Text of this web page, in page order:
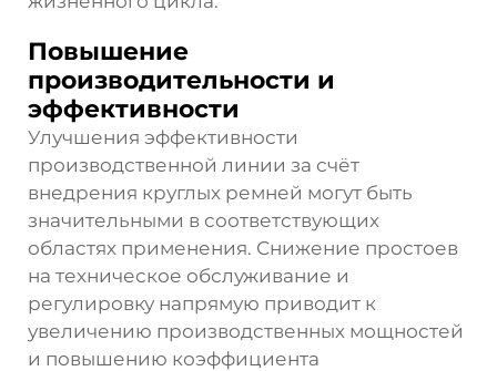
Повышение
производительности и
эффективности
Улучшения эффективности
производственной линии за счёт
внедрения круглых ремней могут быть
значительными в соответствующих
областях применения. Снижение простоев
на техническое обслуживание и
регулировку напрямую приводит к
увеличению производственных мощностей
и повышению коэффициента